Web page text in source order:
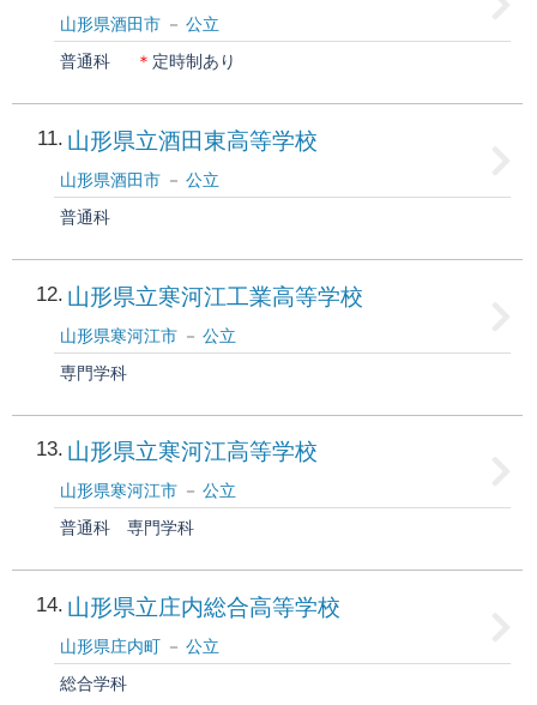
山形県酒田市
公立
普通科
＊ 定時制あり
11 山形県立酒田東高等学校
山形県酒田市
公立
普通科
12 山形県立寒河江工業高等学校
山形県寒河江市
公立
専門学科
13 山形県立寒河江高等学校
山形県寒河江市
公立
普通科
専門学科
14 山形県立庄内総合高等学校
山形県庄内町
公立
総合学科